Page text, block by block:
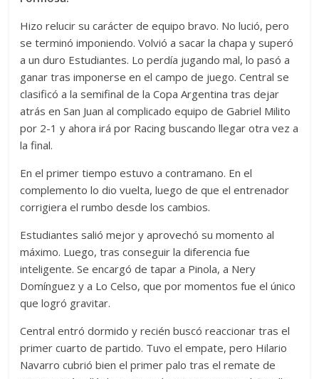
Hizo relucir su carácter de equipo bravo. No lució, pero
se terminó imponiendo. Volvió a sacar la chapa y superó
a un duro Estudiantes. Lo perdía jugando mal, lo pasó a
ganar tras imponerse en el campo de juego. Central se
clasificó a la semifinal de la Copa Argentina tras dejar
atrás en San Juan al complicado equipo de Gabriel Milito
por 2-1 y ahora irá por Racing buscando llegar otra vez a
la final.
En el primer tiempo estuvo a contramano. En el
complemento lo dio vuelta, luego de que el entrenador
corrigiera el rumbo desde los cambios.
Estudiantes salió mejor y aprovechó su momento al
máximo. Luego, tras conseguir la diferencia fue
inteligente. Se encargó de tapar a Pinola, a Nery
Domínguez y a Lo Celso, que por momentos fue el único
que logró gravitar.
Central entró dormido y recién buscó reaccionar tras el
primer cuarto de partido. Tuvo el empate, pero Hilario
Navarro cubrió bien el primer palo tras el remate de